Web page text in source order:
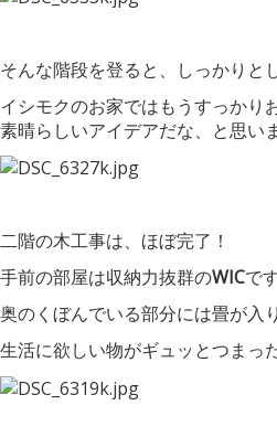
そんな階段を登ると、しっかりと
イシモクのお家ではもうすっかり
素晴らしいアイデアだな、と思いま
二階の木工事は、ほぼ完了！
手前の部屋は収納力抜群のWICです
奥のくぼんでいる部分には畳が入
生活に欲しい物がギュッとつまっ